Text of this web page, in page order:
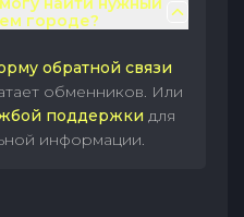
городе?
обратной связи
обменников. Или
поддержки для
информации.